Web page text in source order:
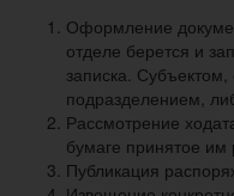
Оформление
отделе берется и
записка.
подразделением,
Рассмотрение
бумаге принятое им
Публикация